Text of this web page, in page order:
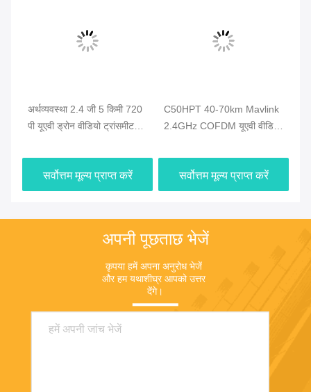
अर्थव्यवस्था 2.4 जी 5 किमी 720
पी यूएवी ड्रोन वीडियो ट्रांसमीटर
डेटा लिंक
सर्वोत्तम मूल्य प्राप्त करें
C50HPT 40-70km Mavlink
2.4GHz COFDM यूएवी वीडियो
UP/Downlink
सर्वोत्तम मूल्य प्राप्त करें
अपनी पूछताछ भेजें
कृपया हमें अपना अनुरोध भेजें
और हम यथाशीघ्र आपको उत्तर
देंगे।